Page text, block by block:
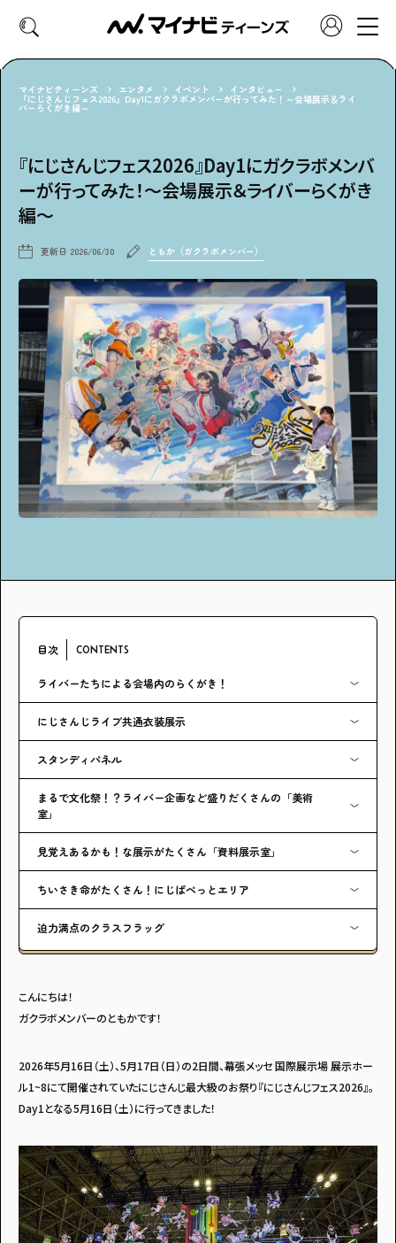
好きなカテゴリーから見る
ファッション ヘア・メイク
トレンド
推し活 グルメ
エンタメ 診断
特集・連載 社会体験
アンケート プレゼント
マイナビティーンズ エンタメ イベント インタビュー
『にじさんじフェス2026』Day1にガクラボメンバーが行ってみた！～会場展示＆ライ
バーらくがき編～
『にじさんじフェス2026』Day1にガクラボメンバ
ーが行ってみた！～会場展示＆ライバーらくがき
編～
更新日 2026/06/30 ともか（ガクラボメンバー）
目次 CONTENTS
ライバーたちによる会場内のらくがき！
にじさんじライブ共通衣装展示
スタンディパネル
まるで文化祭！？ライバー企画など盛りだくさんの「美術
室」
見覚えあるかも！な展示がたくさん「資料展示室」
ちいさき命がたくさん！にじぱぺっとエリア
迫力満点のクラスフラッグ
こんにちは！
ガクラボメンバーのともかです！
2026年5月16日（土）、5月17日（日）の2日間、幕張メッセ 国際展示場 展示ホー
ル1~8にて開催されていたにじさんじ最大級のお祭り『にじさんじフェス2026』。
Day1となる5月16日（土）に行ってきました！